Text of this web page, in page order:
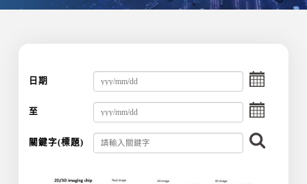
日期
選
擇
至
選
擇
關鍵字(標題)
尋